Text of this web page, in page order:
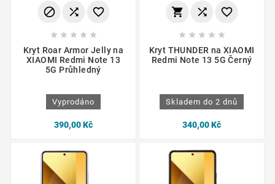
  
    
Kryt Roar Armor Jelly na
XIAOMI Redmi Note 13
5G Průhledný
Vyprodáno
390,00 Kč
  
    
Kryt THUNDER na XIAOMI
Redmi Note 13 5G Černý
Skladem do 2 dnů
340,00 Kč